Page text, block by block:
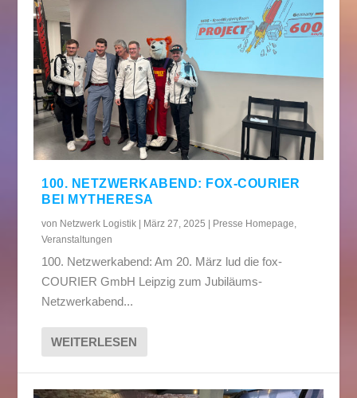
100. NETZWERKABEND: FOX-COURIER
BEI MYTHERESA
von Netzwerk Logistik | März 27, 2025 | Presse Homepage
Veranstaltungen
100. Netzwerkabend: Am 20. März lud die fox-
COURIER GmbH Leipzig zum Jubiläums-
Netzwerkabend...
WEITERLESEN